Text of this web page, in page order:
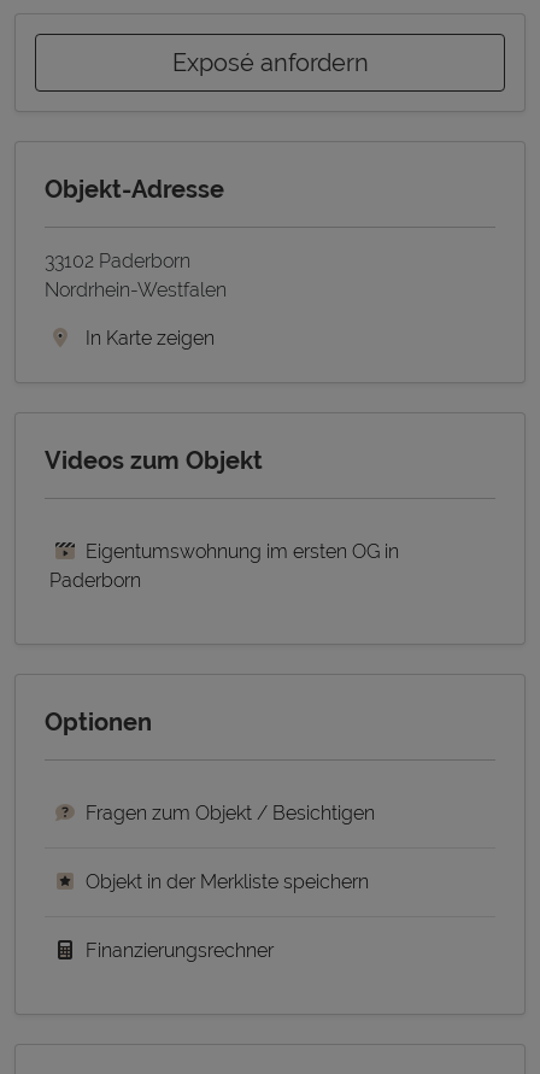
Exposé anfordern
Objekt-Adresse
33102 Paderborn
Nordrhein-Westfalen
In Karte zeigen
Videos zum Objekt
Eigentumswohnung im ersten OG in
Paderborn
Optionen
Fragen zum Objekt / Besichtigen
Objekt in der Merkliste speichern
Finanzierungsrechner